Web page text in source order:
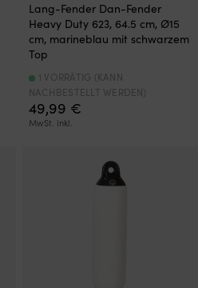
Lang-Fender Dan-Fender
Heavy Duty 623, 64.5 cm, Ø15
cm, marineblau mit schwarzem
Top
49,99 €
MwSt. inkl.
1 VORRÄTIG (KANN
NACHBESTELLT WERDEN)